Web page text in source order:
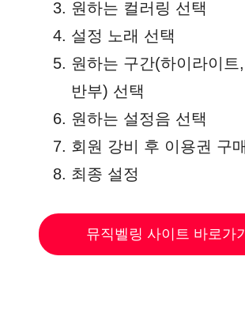
원하는 컬러링 선택
설정 노래 선택
원하는 구간(하이라이트
반부) 선택
원하는 설정음 선택
회원 강비 후 이용권 구매
최종 설정
뮤직벨링 사이트 바로가